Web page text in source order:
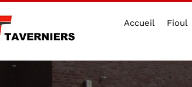
Accueil Fioul